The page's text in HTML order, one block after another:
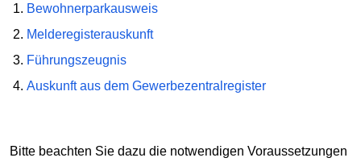
Bewohnerparkausweis
Melderegisterauskunft
Führungszeugnis
Auskunft aus dem Gewerbezentralregister
Bitte beachten Sie dazu die notwendigen Voraussetzungen